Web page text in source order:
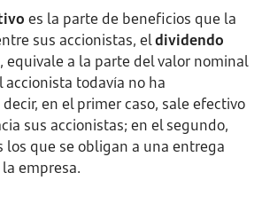
es la parte de beneficios que la
sus accionistas, eldividendo
equivale a la parte del valor nominal
accionista todavía no ha
en el primer caso, sale efectivo
sus accionistas; en el segundo,
los que se obligan a una entrega
empresa.